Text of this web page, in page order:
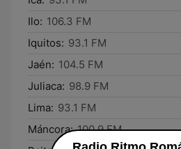
Ilo: 106.3 FM
Iquitos: 93.1 FM
Jaén: 104.5 FM
Juliaca: 98.9 FM
Lima: 93.1 FM
Máncora: 100.9 FM